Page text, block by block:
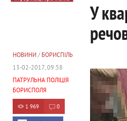
У
НОВИНИ/ БОРИСПІЛЬ
13-02-2017, 09:58
ПАТРУЛЬНА ПОЛІЦІЯ
БОРИСПОЛЯ
1 969 0